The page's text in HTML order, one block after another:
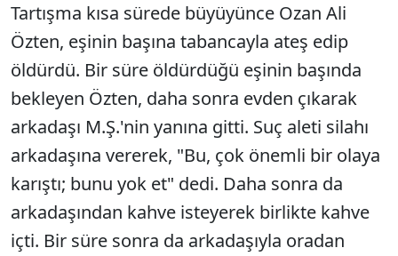
Tartışma kısa sürede büyüyünce Ozan Ali
Özten, eşinin başına tabancayla ateş edip
öldürdü. Bir süre öldürdüğü eşinin başında
bekleyen Özten, daha sonra evden çıkarak
arkadaşı M.Ş.'nin yanına gitti. Suç aleti silahı
arkadaşına vererek, "Bu, çok önemli bir olaya
karıştı; bunu yok et" dedi. Daha sonra da
arkadaşından kahve isteyerek birlikte kahve
içti. Bir süre sonra da arkadaşıyla oradan